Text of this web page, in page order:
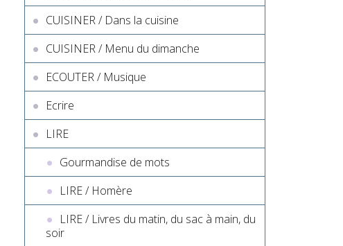
CUISINER / Dans la cuisine
CUISINER / Menu du dimanche
ECOUTER / Musique
Ecrire
LIRE
Gourmandise de mots
LIRE / Homère
LIRE / Livres du matin, du sac à main, du
soir